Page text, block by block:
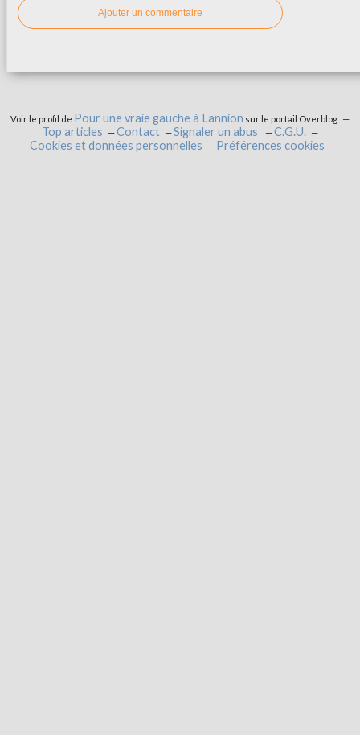
Ajouter un commentaire
Voir le profil de Pour une vraie gauche à Lannion sur le portail Overblog
Top articles Contact Signaler un abus
C.G.U.
Cookies et données personnelles
Préférences cookies